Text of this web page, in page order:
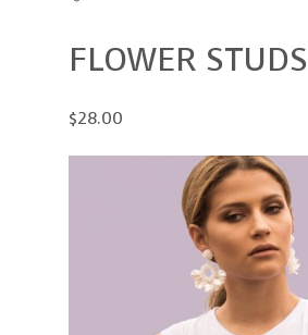
FLOWER STUDS
$28.00